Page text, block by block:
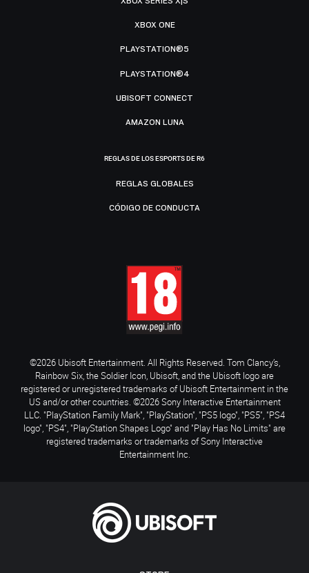
XBOX ONE
PLAYSTATION®5
PLAYSTATION®4
UBISOFT CONNECT
AMAZON LUNA
REGLAS DE LOS ESPORTS DE R6
REGLAS GLOBALES
CÓDIGO DE CONDUCTA
©2026 Ubisoft Entertainment. All Rights Reserved. Tom Clancy’s,
Rainbow Six, the Soldier Icon, Ubisoft, and the Ubisoft logo are
registered or unregistered trademarks of Ubisoft Entertainment in the
US and/or other countries. ©2026 Sony Interactive Entertainment
LLC. "PlayStation Family Mark", "PlayStation", "PS5 logo", "PS5", "PS4
logo", "PS4", "PlayStation Shapes Logo" and "Play Has No Limits" are
registered trademarks or trademarks of Sony Interactive
Entertainment Inc.